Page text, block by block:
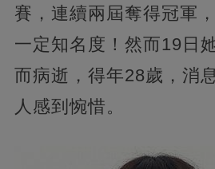
賽，連續兩屆奪得冠軍
一定知名度！然而19日
而病逝，得年28歲，消
人感到惋惜。